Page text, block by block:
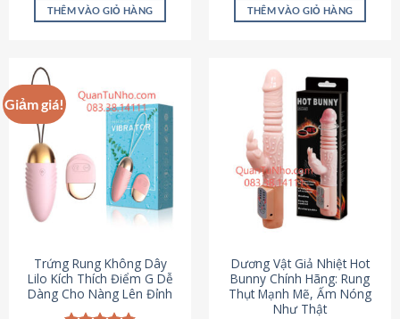
5 sao là:
290,000 ₫.
tại
THÊM VÀO GIỎ HÀNG
5 sao là:
850,000 ₫.
tại
THÊM VÀO GIỎ HÀNG
Giảm giá!
Trứng Rung Không Dây
Lilo Kích Thích Điểm G Dễ
Dàng Cho Nàng Lên Đỉnh
Dương Vật Giả Nhiệt Hot
Bunny Chính Hãng: Rung
Thụt Mạnh Mẽ, Ấm Nóng
Như Thật